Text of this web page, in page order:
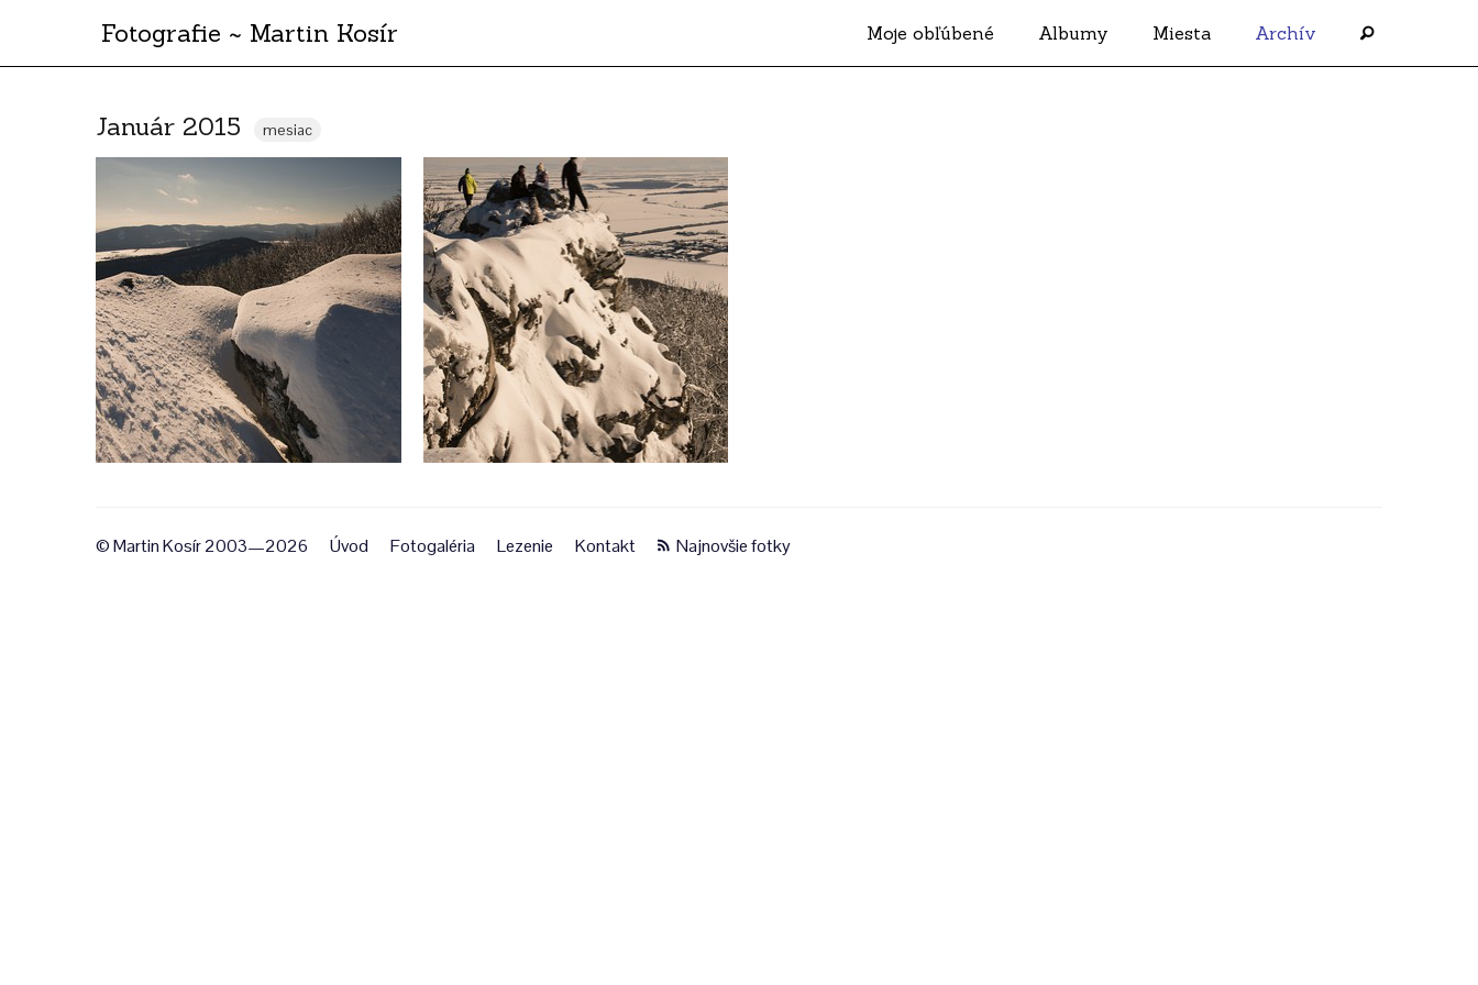
Fotografie ~ Martin Kosír Moje obľúbené Albumy Miesta Archív
Január 2015 mesiac
© Martin Kosír 2003—2026 Úvod Fotogaléria Lezenie Kontakt Najnovšie fotky